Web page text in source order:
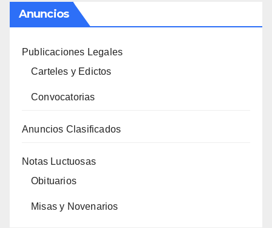
Anuncios
Publicaciones Legales
Carteles y Edictos
Convocatorias
Anuncios Clasificados
Notas Luctuosas
Obituarios
Misas y Novenarios